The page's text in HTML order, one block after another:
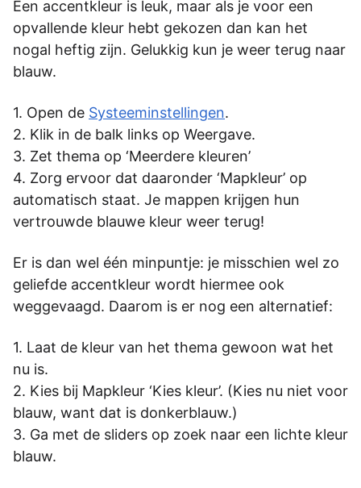
Een accentkleur is leuk, maar als je voor een
opvallende kleur hebt gekozen dan kan het
nogal heftig zijn. Gelukkig kun je weer terug naar
blauw.
Open de Systeeminstellingen.
Klik in de balk links op Weergave.
Zet thema op ‘Meerdere kleuren’
Zorg ervoor dat daaronder ‘Mapkleur’ op
automatisch staat. Je mappen krijgen hun
vertrouwde blauwe kleur weer terug!
Er is dan wel één minpuntje: je misschien wel zo
geliefde accentkleur wordt hiermee ook
weggevaagd. Daarom is er nog een alternatief:
Laat de kleur van het thema gewoon wat het
nu is.
Kies bij Mapkleur ‘Kies kleur’. (Kies nu niet voor
blauw, want dat is donkerblauw.)
Ga met de sliders op zoek naar een lichte kleur
blauw.